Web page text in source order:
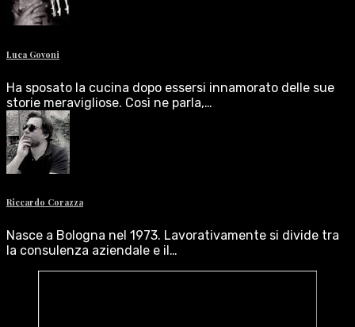
Luca Govoni
Ha sposato la cucina dopo essersi innamorato delle sue
storie meravigliose. Così ne parla,…
Riccardo Corazza
Nasce a Bologna nel 1973. Lavorativamente si divide tra
la consulenza aziendale e il…